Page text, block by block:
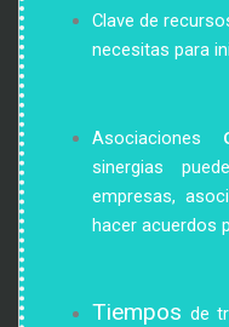
Clave de
necesitas para
Asociaciones
sinergias
empresas,
hacer acuerdos
Tiempos de